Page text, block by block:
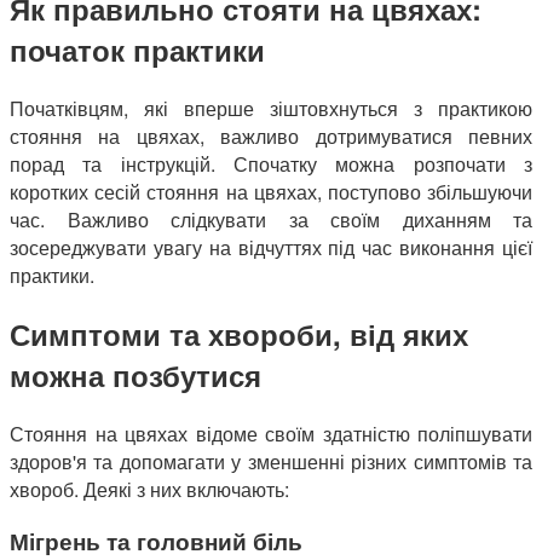
Як правильно стояти на цвяхах:
початок практики
Початківцям, які вперше зіштовхнуться з практикою
стояння на цвяхах, важливо дотримуватися певних
порад та інструкцій. Спочатку можна розпочати з
коротких сесій стояння на цвяхах, поступово збільшуючи
час. Важливо слідкувати за своїм диханням та
зосереджувати увагу на відчуттях під час виконання цієї
практики.
Симптоми та хвороби, від яких
можна позбутися
Стояння на цвяхах відоме своїм здатністю поліпшувати
здоров'я та допомагати у зменшенні різних симптомів та
хвороб. Деякі з них включають:
Мігрень та головний біль